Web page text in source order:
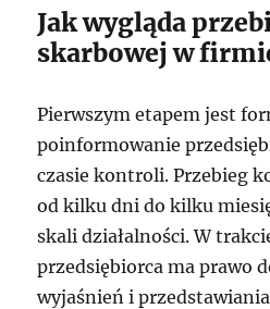
Jak wygląda
skarbowej w
Pierwszym etapem jest
poinformowanie
czasie kontroli. Przebieg
od kilku dni do kilku
skali działalności. W
przedsiębiorca ma prawo
wyjaśnień i